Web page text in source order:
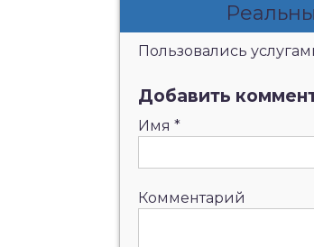
Пользовались
Добавить
Имя *
Комментарий